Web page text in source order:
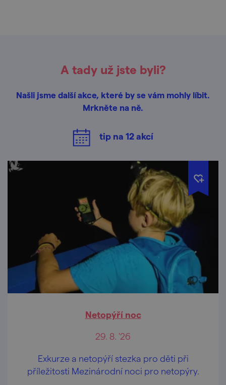
A tady už jste byli?
Našli jsme další akce, které by se vám mohly líbit.
Mrkněte na ně.
tip na 12akcí
Netopýří noc
29. 8. '26
Exkurze a netopýří stezka pro děti při
příležitosti Mezinárodní noci pro netopýry.